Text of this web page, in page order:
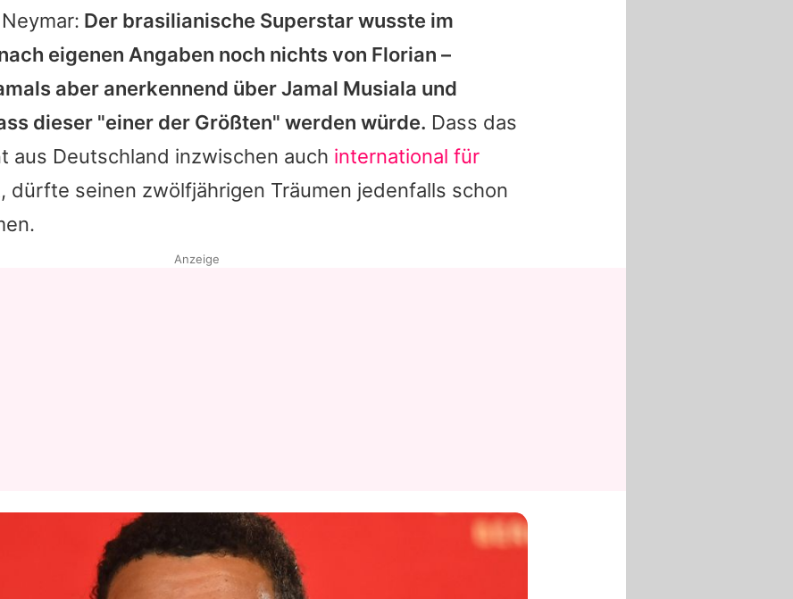
Der brasilianische Superstar wusste im
eigenen Angaben noch nichts von Florian –
aber anerkennend überJamal Musiala und
dieser "einer der Größten" werden würde. Dass das
aus Deutschland inzwischen auch international für
dürfte seinen zwölfjährigen Träumen jedenfalls schon
Anzeige